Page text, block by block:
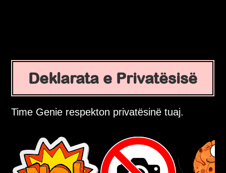
Deklarata e Privatësisë
Time Genie respekton privatësinë tuaj.